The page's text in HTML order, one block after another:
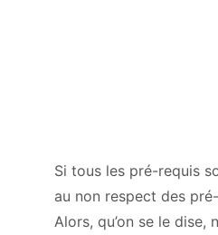
Si tous les pré-requis
au non respect des
Alors, qu’on se le